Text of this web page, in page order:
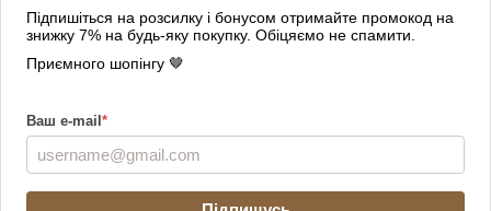
Підпишіться на розсилку і бонусом отримайте промокод на
знижку 7% на будь-яку покупку. Обіцяємо не спамити.
Приємного шопінгу 🤎
Ваш e-mail *